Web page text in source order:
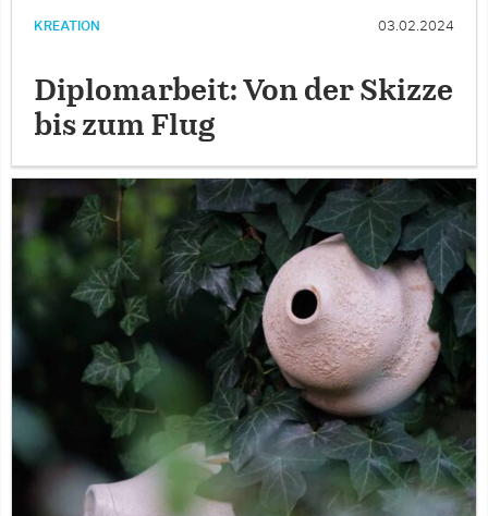
KREATION 03.02.2024
Diplomarbeit: Von der Skizze
bis zum Flug